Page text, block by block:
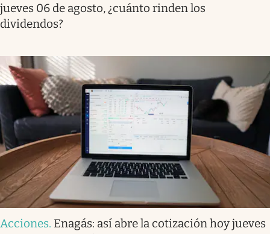
jueves 06 de agosto, ¿cuánto rinden los
dividendos?
Acciones. Enagás: así abre la cotización hoy jueves